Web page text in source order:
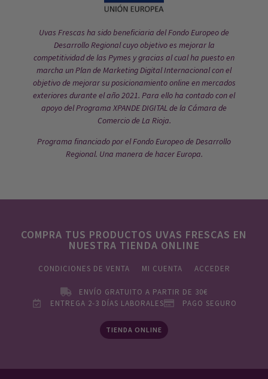
Uvas Frescas ha sido beneficiaria del Fondo Europeo de
Desarrollo Regional cuyo objetivo es mejorar la
competitividad de las Pymes y gracias al cual ha puesto en
marcha un Plan de Marketing Digital Internacional con el
objetivo de mejorar su posicionamiento online en mercados
exteriores durante el año 2021. Para ello ha contado con el
apoyo del Programa XPANDE DIGITAL de la Cámara de
Comercio de La Rioja.
Programa financiado por el Fondo Europeo de Desarrollo
Regional. Una manera de hacer Europa.
COMPRA TUS PRODUCTOS UVAS FRESCAS EN
NUESTRA TIENDA ONLINE
CONDICIONES DE VENTA MI CUENTA ACCEDER
ENVÍO GRATUITO A PARTIR DE 30€
ENTREGA 2-3 DÍAS LABORALES
PAGO SEGURO
TIENDA ONLINE